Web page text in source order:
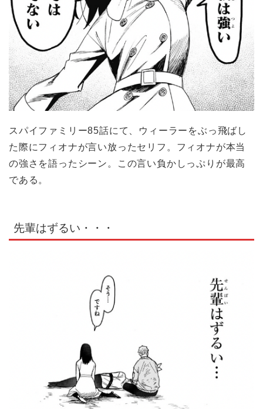
スパイファミリー85話にて、ウィーラーをぶっ飛ばし
た際にフィオナが言い放ったセリフ。フィオナが本当
の強さを語ったシーン。この言い負かしっぷりが最高
である。
先輩はずるい・・・